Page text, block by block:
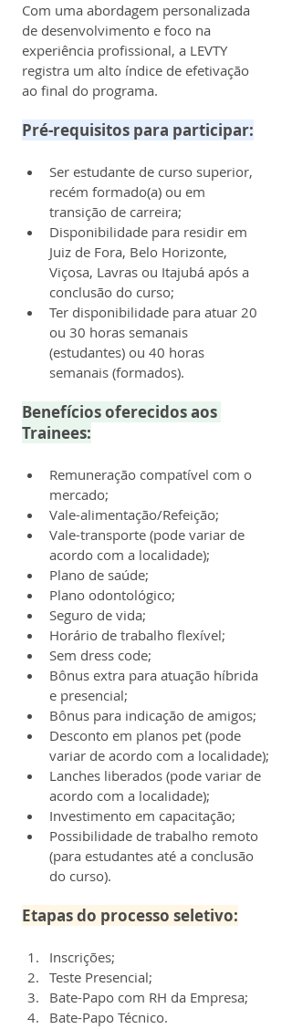
Com uma abordagem personalizada
de desenvolvimento e foco na
experiência profissional, a LEVTY
registra um alto índice de efetivação
ao final do programa.
Pré-requisitos para participar:
Ser estudante de curso superior,
recém formado(a) ou em
transição de carreira;
Disponibilidade para residir em
Juiz de Fora, Belo Horizonte,
Viçosa, Lavras ou Itajubá após a
conclusão do curso;
Ter disponibilidade para atuar 20
ou 30 horas semanais
(estudantes) ou 40 horas
semanais (formados).
Benefícios oferecidos aos
Trainees:
Remuneração compatível com o
mercado;
Vale-alimentação/Refeição;
Vale-transporte (pode variar de
acordo com a localidade);
Plano de saúde;
Plano odontológico;
Seguro de vida;
Horário de trabalho flexível;
Sem dress code;
Bônus extra para atuação híbrida
e presencial;
Bônus para indicação de amigos;
Desconto em planos pet (pode
variar de acordo com a localidade);
Lanches liberados (pode variar de
acordo com a localidade);
Investimento em capacitação;
Possibilidade de trabalho remoto
(para estudantes até a conclusão
do curso).
Etapas do processo seletivo:
Inscrições;
Teste Presencial;
Bate-Papo com RH da Empresa;
Bate-Papo Técnico.